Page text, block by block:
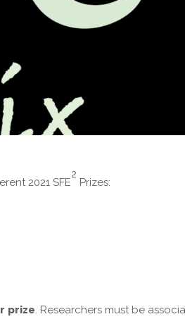
2021 SFE
2
Prizes:
prize. Researchers must be